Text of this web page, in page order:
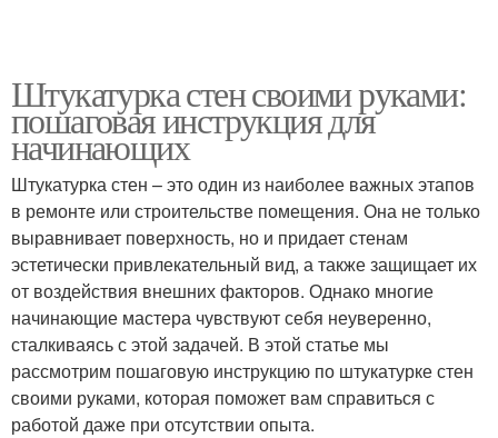
Штукатурка стен своими руками:
пошаговая инструкция для
начинающих
Штукатурка стен – это один из наиболее важных этапов
в ремонте или строительстве помещения. Она не только
выравнивает поверхность, но и придает стенам
эстетически привлекательный вид, а также защищает их
от воздействия внешних факторов. Однако многие
начинающие мастера чувствуют себя неуверенно,
сталкиваясь с этой задачей. В этой статье мы
рассмотрим пошаговую инструкцию по штукатурке стен
своими руками, которая поможет вам справиться с
работой даже при отсутствии опыта.